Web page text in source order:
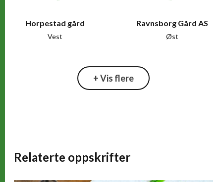
Horpestad gård
Vest
Ravnsborg Gård AS
Øst
+ Vis flere
Relaterte oppskrifter